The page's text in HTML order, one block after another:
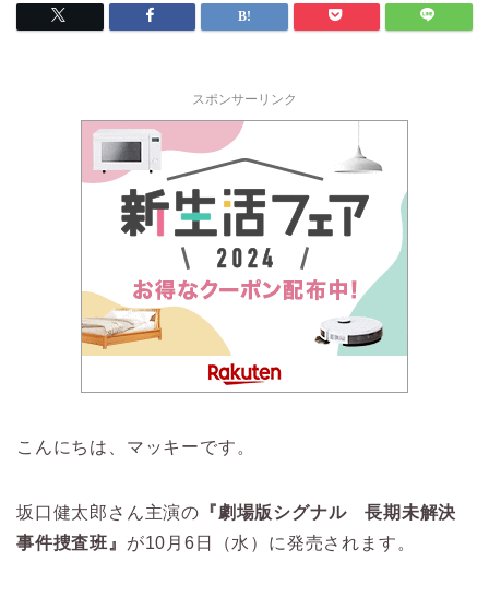
スポンサーリンク
こんにちは、マッキーです。
坂口健太郎さん主演の 『劇場版シグナル 長期未解決
事件捜査班』 が10月6日（水）に発売されます。